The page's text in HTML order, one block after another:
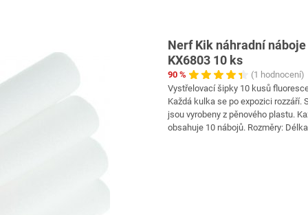
Nerf Kik náhradní
KX6803 10 ks
90 %
(1 hodnocení)
Vystřelovací šipky 10 kusů
Každá kulka se po expozici rozzáří.
jsou vyrobeny z pěnového plastu.
obsahuje 10 nábojů. Rozměry: